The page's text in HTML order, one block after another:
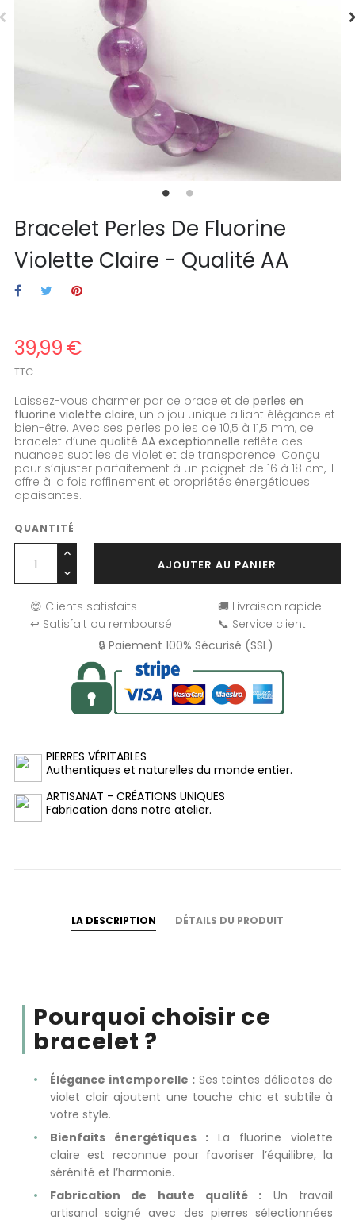
Bracelet Perles De Fluorine
Violette Claire - Qualité AA
39,99 €
TTC
Laissez-vous charmer par ce bracelet de perles en
fluorine violette claire, un bijou unique alliant élégance et
bien-être. Avec ses perles polies de 10,5 à 11,5 mm, ce
bracelet d’une qualité AA exceptionnelle reflète des
nuances subtiles de violet et de transparence. Conçu
pour s’ajuster parfaitement à un poignet de 16 à 18 cm, il
offre à la fois raffinement et propriétés énergétiques
apaisantes.
QUANTITÉ
AJOUTER AU PANIER
😊 Clients satisfaits
🚚 Livraison rapide
↩️ Satisfait ou remboursé
📞 Service client
🔒 Paiement 100% Sécurisé (SSL)
PIERRES VÉRITABLES
Authentiques et naturelles du monde entier.
ARTISANAT - CRÉATIONS UNIQUES
Fabrication dans notre atelier.
LA DESCRIPTION DÉTAILS DU PRODUIT
Pourquoi choisir ce
bracelet ?
Élégance intemporelle :Ses teintes délicates de
violet clair ajoutent une touche chic et subtile à
votre style.
Bienfaits énergétiques : La fluorine violette
claire est reconnue pour favoriser l’équilibre, la
sérénité et l’harmonie.
Fabrication de haute qualité : Un travail
artisanal soigné avec des pierres sélectionnées